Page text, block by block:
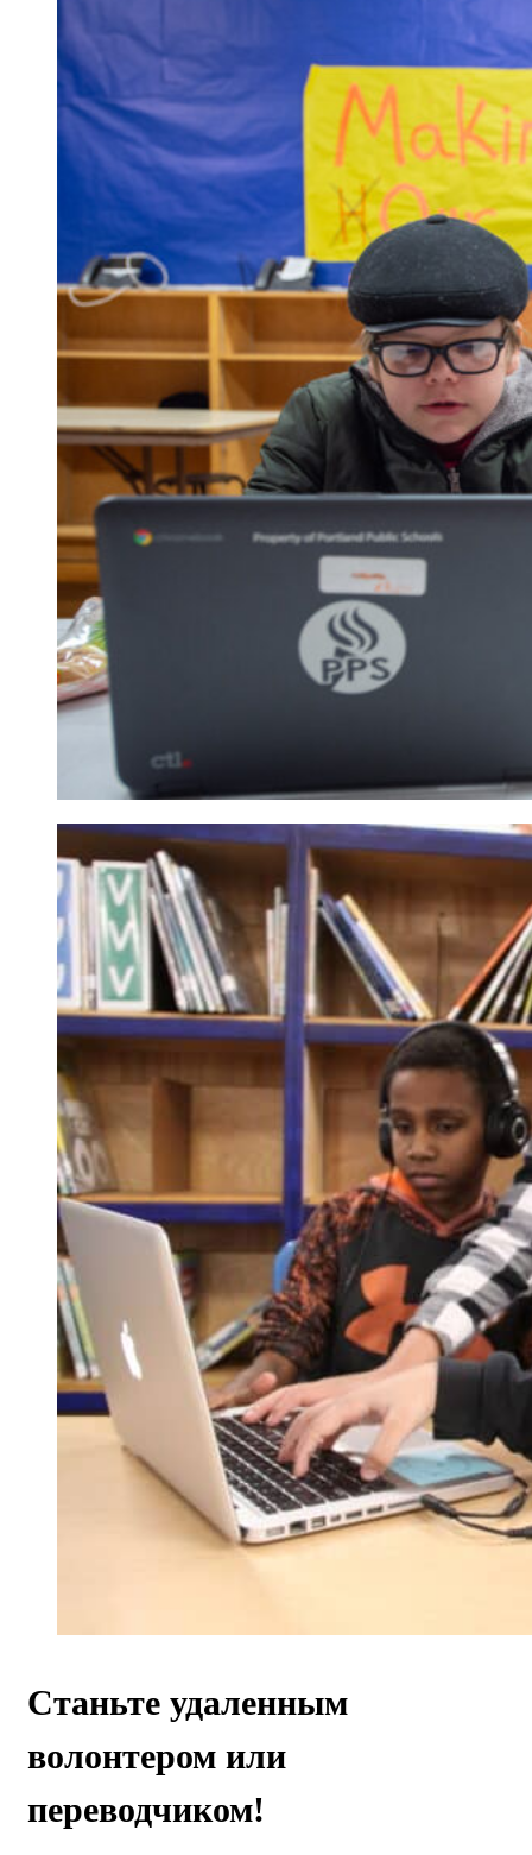
Станьте удаленным
волонтером или
переводчиком!